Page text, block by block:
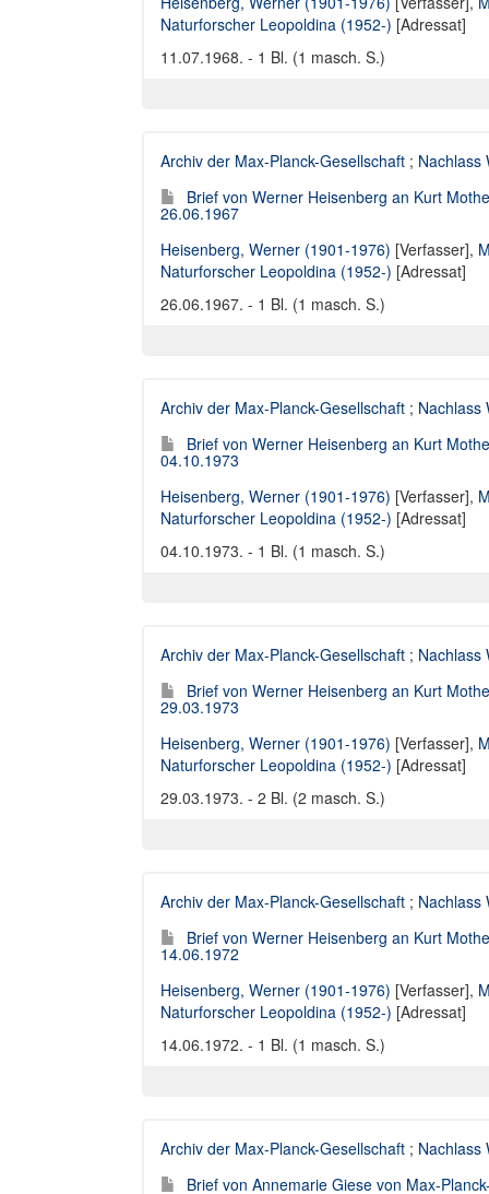
Naturforscher Leopoldina (1952-) [Adressat]
11.07.1968. - 1 Bl. (1 masch. S.)
Archiv der Max-Planck-Gesellschaft ; Nachlass
Brief von Werner Heisenberg an Kurt
26.06.1967
Heisenberg, Werner (1901-1976) [Verfasser],
Naturforscher Leopoldina (1952-) [Adressat]
26.06.1967. - 1 Bl. (1 masch. S.)
Archiv der Max-Planck-Gesellschaft ; Nachlass
Brief von Werner Heisenberg an Kurt
04.10.1973
Heisenberg, Werner (1901-1976) [Verfasser],
Naturforscher Leopoldina (1952-) [Adressat]
04.10.1973. - 1 Bl. (1 masch. S.)
Archiv der Max-Planck-Gesellschaft ; Nachlass
Brief von Werner Heisenberg an Kurt
29.03.1973
Heisenberg, Werner (1901-1976) [Verfasser],
Naturforscher Leopoldina (1952-) [Adressat]
29.03.1973. - 2 Bl. (2 masch. S.)
Archiv der Max-Planck-Gesellschaft ; Nachlass
Brief von Werner Heisenberg an Kurt
14.06.1972
Heisenberg, Werner (1901-1976) [Verfasser],
Naturforscher Leopoldina (1952-) [Adressat]
14.06.1972. - 1 Bl. (1 masch. S.)
Archiv der Max-Planck-Gesellschaft ; Nachlass
Brief von Annemarie Giese von Max-